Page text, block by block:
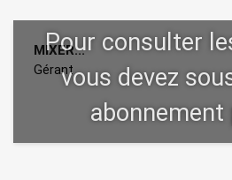
MIXER...
Gérant